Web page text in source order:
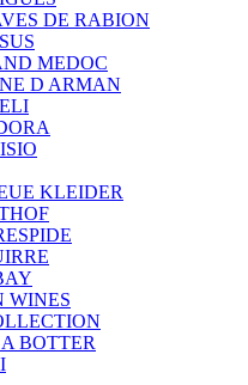
DE RABION
MEDOC
D ARMAN
KLEIDER
WINES
BOTTER